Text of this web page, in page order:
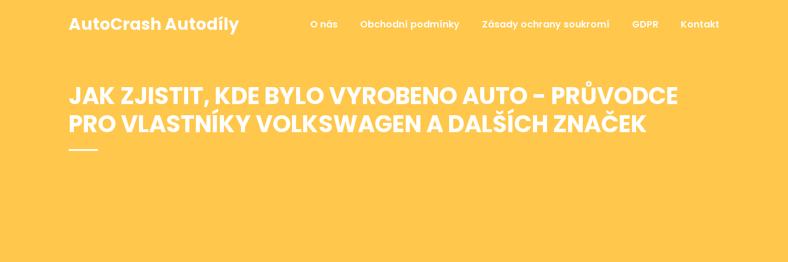
AutoCrash Autodíly O nás Obchodní podmínky Zásady ochrany soukromí GDPR Kontakt
JAK ZJISTIT, KDE BYLO VYROBENO AUTO - PRŮVODCE
PRO VLASTNÍKY VOLKSWAGEN A DALŠÍCH ZNAČEK